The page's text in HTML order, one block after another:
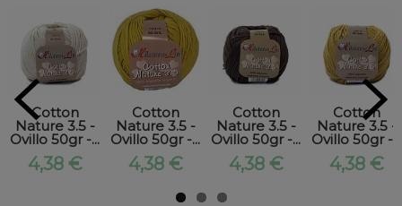
Cotton
Nature 3.5 -
Ovillo 50gr -...
4,38 €
Cotton
Nature 3.5 -
Ovillo 50gr -...
4,38 €
Cotton
Nature 3.5 -
Ovillo 50gr -...
4,38 €
Cotton
Nature 3.5 -
Ovillo 50gr -...
4,38 €